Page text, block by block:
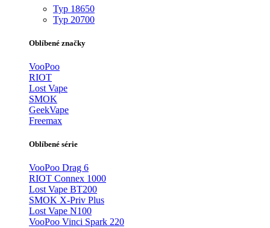
Typ 18650
Typ 20700
Oblíbené značky
VooPoo
RIOT
Lost Vape
SMOK
GeekVape
Freemax
Oblíbené série
VooPoo Drag 6
RIOT Connex 1000
Lost Vape BT200
SMOK X-Priv Plus
Lost Vape N100
VooPoo Vinci Spark 220